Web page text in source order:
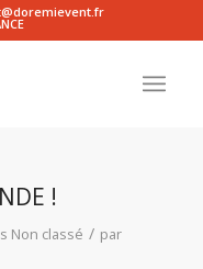
!
Non classé / par